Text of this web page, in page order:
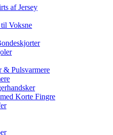
af Jersey
Voksne
& Pulsvarmere
Korte Fingre